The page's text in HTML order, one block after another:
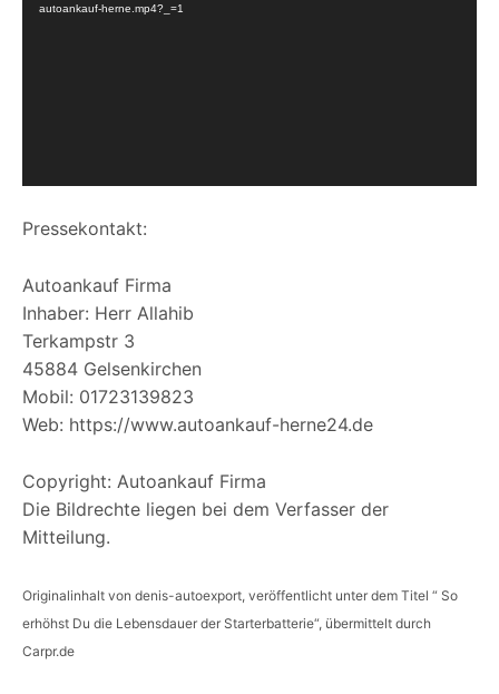
y
e
autoankauf-herne.mp4?_=1
Pressekontakt:
Autoankauf Firma
Inhaber: Herr Allahib
Terkampstr 3
45884 Gelsenkirchen
Mobil: 01723139823
Web: https://www.autoankauf-herne24.de
Copyright: Autoankauf Firma
Die Bildrechte liegen bei dem Verfasser der
Mitteilung.
Originalinhalt von denis-autoexport, veröffentlicht unter dem Titel “ So
erhöhst Du die Lebensdauer der Starterbatterie“, übermittelt durch
Carpr.de